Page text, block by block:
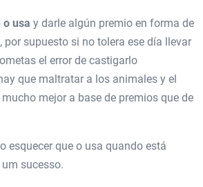
usa y darle algún premio en forma de
por supuesto si no tolera ese día llevar
el error de castigarlo
que maltratar a los animales y el
mejor a base de premios que de
esquecer que o usa quando está
sucesso.